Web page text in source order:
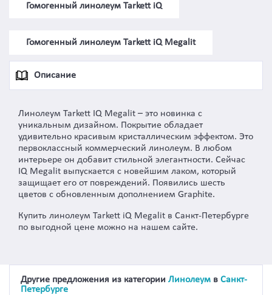
Гомогенный линолеум Tarkett iQ
Гомогенный линолеум Tarkett iQ Megalit
Описание
Линолеум Tarkett IQ Megalit – это новинка с
уникальным дизайном. Покрытие обладает
удивительно красивым кристаллическим эффектом. Это
первоклассный коммерческий линолеум. В любом
интерьере он добавит стильной элегантности. Сейчас
IQ Megalit выпускается с новейшим лаком, который
защищает его от повреждений. Появились шесть
цветов с обновленным дополнением Graphite.
Купить линолеум Tarkett iQ Megalit в Санкт-Петербурге
по выгодной цене можно на нашем сайте.
Другие предложения из категории Линолеум в Санкт-
Петербурге